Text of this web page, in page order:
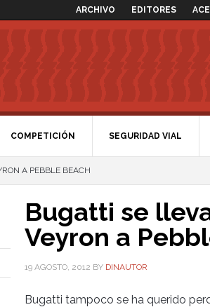
ARCHIVO EDITORES
COMPETICIÓN SEGURIDAD VIAL
A PEBBLE BEACH
Bugatti se
Veyron a
19 AGOSTO, 2012 BY DINAUTOR
Bugatti tampoco se ha querido